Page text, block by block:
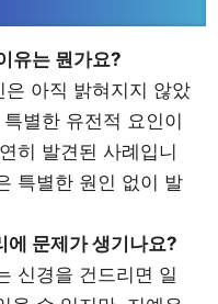
유는 뭔가요?
아직 밝혀지지 않았
별한 유전적 요인이
히 발견된 사례입니
특별한 원인 없이 발
에 문제가 생기나요?
신경을 건드리면 일